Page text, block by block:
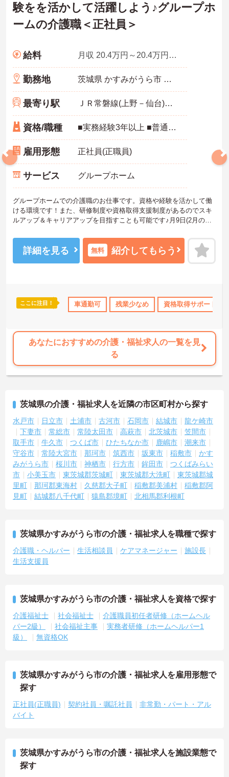
住宅手当・補助 託児所・育児補助 日勤のみ 資格取得サ
験をを活かして活躍しよう♪グループホ
ームの介護職＜正社員＞
給料 月収 20.4万円～20.4万円※大卒
勤務地 茨城県 かすみがうら市 東野寺495－1
最寄り駅 ＪＲ常磐線(上野－仙台)「高浜(茨城)駅」バス・車9分
資格/職種 ■実務経験3年以上 ■普通自動車運転免許(AT限定可) 必須 ■介護職員初任者研修 ■介護職員実務者研修 ■介護福祉士 ※上記いずれかの資格必須
雇用形態 正社員(正職員)
サービス グループホーム
グループホームでの介護職のお仕事です。資格や経験を活かして働
ける環境です！また、研修制度や資格取得支援制度があるのでスキ
ルアップ＆キャリアアップを目指すことも可能です♪月9日(2月のみ
ら働けます◎ご興味のある方には、面接対策ポイントなどさらに詳
細をお話いたしますので、お気軽にご相談ください。
詳細を見る 無料 紹介してもらう
ここに注目！ 車通勤可 残業少なめ 資格取得サポート
あなたにおすすめの介護・福祉求人の一覧を見
る
茨城県の介護・福祉求人を近隣の市区町村から探す
水戸市 日立市 土浦市 古河市 石岡市 結城市
龍ケ崎市
下妻市
常総市 常陸太田市 高萩市 北茨城市
笠間市
取手市
牛久市 つくば市 ひたちなか市 鹿嶋市
潮来市
守谷市
常陸大宮市 那珂市 筑西市 坂東市 稲敷市
かす
みがうら市
桜川市 神栖市 行方市 鉾田市
つくばみらい
市
小美玉市 東茨城郡茨城町 東茨城郡大洗町
東茨城郡城
里町
那珂郡東海村 久慈郡大子町 稲敷郡美浦村
稲敷郡阿
見町
結城郡八千代町 猿島郡境町 北相馬郡利根町
茨城県かすみがうら市の介護・福祉求人を職種で探す
介護職・ヘルパー 生活相談員 ケアマネージャー
施設長
生活支援員
茨城県かすみがうら市の介護・福祉求人を資格で探す
介護福祉士 社会福祉士
介護職員初任者研修（ホームヘル
パー2級）
社会福祉主事
実務者研修（ホームヘルパー1
級）
無資格OK
茨城県かすみがうら市の介護・福祉求人を雇用形態で
探す
正社員(正職員) 契約社員・嘱託社員
非常勤・パート・アル
バイト
茨城県かすみがうら市の介護・福祉求人を施設業態で
探す